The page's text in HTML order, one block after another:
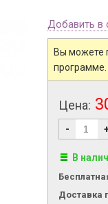
Добавить в
Вы можете
программе.
Цена:
-
В
Доставка